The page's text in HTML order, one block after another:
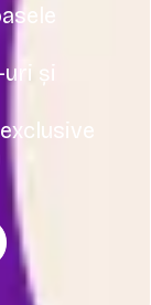
și
exclusive